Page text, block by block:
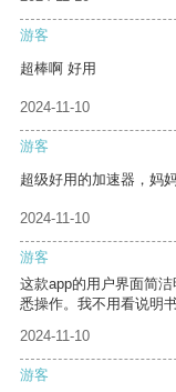
游客
超棒啊 好用
2024-11-10
游客
超级好用的加速器，妈
2024-11-10
游客
这款app的用户界面简
悉操作。我不用看说明
2024-11-10
游客